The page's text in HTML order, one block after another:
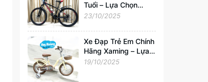
Tuổi – Lựa Chọn
Hoàn Hảo Cho Tuổi
23/10/2025
Xe Đạp Trẻ Em Chính
Hãng Xaming – Lựa
Chọn Hoàn Hảo Cho
19/10/2025